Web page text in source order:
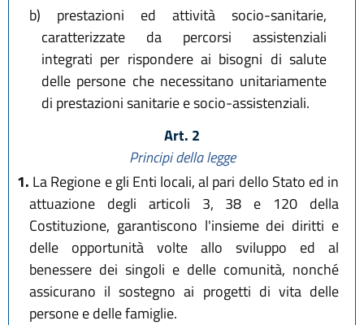
b) prestazioni ed attività socio-sanitarie,
caratterizzate da percorsi assistenziali
integrati per rispondere ai bisogni di salute
delle persone che necessitano unitariamente
di prestazioni sanitarie e socio-assistenziali.
Art. 2
Principi della legge
1. La Regione e gli Enti locali, al pari dello Stato ed in
attuazione degli articoli 3, 38 e 120 della
Costituzione, garantiscono l'insieme dei diritti e
delle opportunità volte allo sviluppo ed al
benessere dei singoli e delle comunità, nonché
assicurano il sostegno ai progetti di vita delle
persone e delle famiglie.